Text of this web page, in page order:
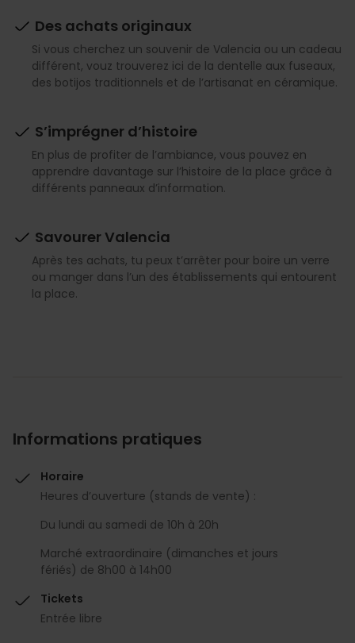
Des achats originaux
Si vous cherchez un souvenir de Valencia ou un cadeau
différent, vouz trouverez ici de la dentelle aux fuseaux,
des botijos traditionnels et de l’artisanat en céramique.
S’imprégner d’histoire
En plus de profiter de l’ambiance, vous pouvez en
apprendre davantage sur l’histoire de la place grâce à
différents panneaux d’information.
Savourer Valencia
Après tes achats, tu peux t’arrêter pour boire un verre
ou manger dans l’un des établissements qui entourent
la place.
Informations pratiques
Horaire
Heures d’ouverture (stands de vente) :
Du lundi au samedi de 10h à 20h
Marché extraordinaire (dimanches et jours
fériés) de 8h00 à 14h00
Tickets
Entrée libre